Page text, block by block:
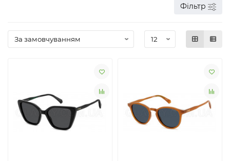
Фільтр